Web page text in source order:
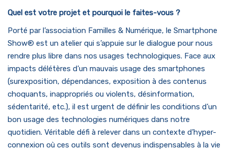
Quel est votre projet et pourquoi le faites-vous ?
Porté par l’association Familles & Numérique, le Smartphone
Show® est un atelier qui s’appuie sur le dialogue pour nous
rendre plus libre dans nos usages technologiques. Face aux
impacts délétères d’un mauvais usage des smartphones
(surexposition, dépendances, exposition à des contenus
choquants, inappropriés ou violents, désinformation,
sédentarité, etc.), il est urgent de définir les conditions d’un
bon usage des technologies numériques dans notre
quotidien. Véritable défi à relever dans un contexte d’hyper-
connexion où ces outils sont devenus indispensables à la vie